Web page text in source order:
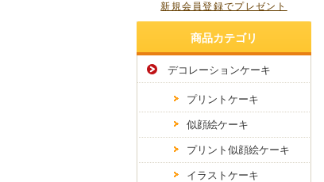
新規会員登録でプレゼント
商品カテゴリ
デコレーションケーキ
プリントケーキ
似顔絵ケーキ
プリント似顔絵ケーキ
イラストケーキ